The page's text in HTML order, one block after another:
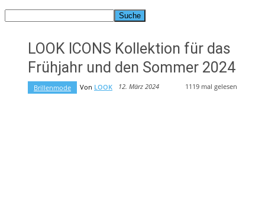
LOOK ICONS Kollektion für das
Frühjahr und den Sommer 2024
Brillenmode Von LOOK 12. März 2024 1119 mal gelesen